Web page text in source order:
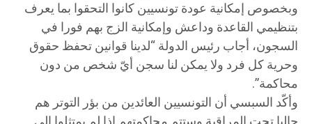
وبخصوص إمكانية عودة تونسيين كانوا التحقوا بما يعرف
بتنظيمي القاعدة وداعش وإمكانية الزج بهم فورا في
السجون، أجاب رئيس الدولة “لدينا قوانين تحفظ حقوق
وحرية كل فرد ولا يمكن لنا سجن أيّ شخص من دون
محاكمة”.
وأكّد السبسي أن التونسيين العائدين من بؤر التوتر هم